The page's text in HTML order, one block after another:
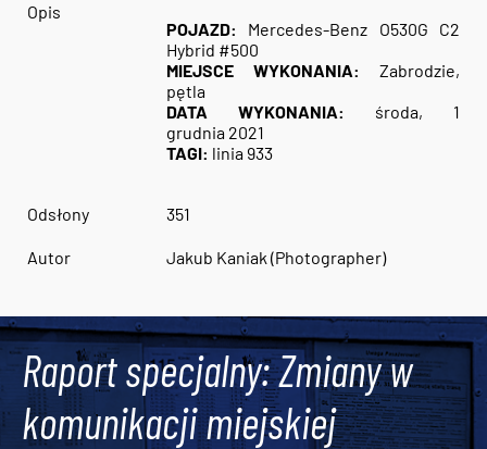
Opis
POJAZD: Mercedes-Benz O530G C2
Hybrid #500
MIEJSCE WYKONANIA:
Zabrodzie,
pętla
DATA WYKONANIA: środa, 1
grudnia 2021
TAGI: linia 933
Odsłony 351
Autor Jakub Kaniak (Photographer)
Raport specjalny: Zmiany w
komunikacji miejskiej